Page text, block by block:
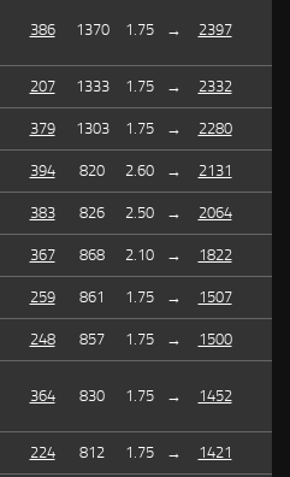
386 1370 1.75 → 2397
207 1333 1.75 → 2332
379 1303 1.75 → 2280
394 820 2.60 → 2131
383 826 2.50 → 2064
367 868 2.10 → 1822
259 861 1.75 → 1507
248 857 1.75 → 1500
364 830 1.75 → 1452
224 812 1.75 → 1421